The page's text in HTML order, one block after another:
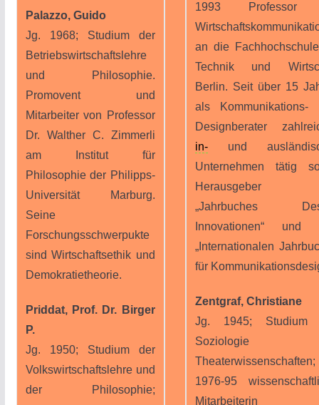
Palazzo, Guido
Jg. 1968; Studium der
Betriebswirtschaftslehre
und Philosophie.
Promovent und
Mitarbeiter von Professor
Dr. Walther C. Zimmerli
am Institut für
Philosophie der Philipps-
Universität Marburg.
Seine
Forschungsschwerpukte
sind Wirtschaftsethik und
Demokratietheorie.
Priddat, Prof. Dr. Birger
P.
Jg. 1950; Studium der
Volkswirtschaftslehre und
der Philosophie;
1993 Professor
an die
Technik und
Berlin. Seit über 15
als Kommunikations-
Designberater
in-und
Unternehmen tätig
Herausgeber
„Jahrbuches
Innovationen“ und
„Internationalen
für
Zentgraf, Christiane
Jg. 1945; Studium
Soziologie
Theaterwissenschaften;
1976-95
Mitarbeiterin